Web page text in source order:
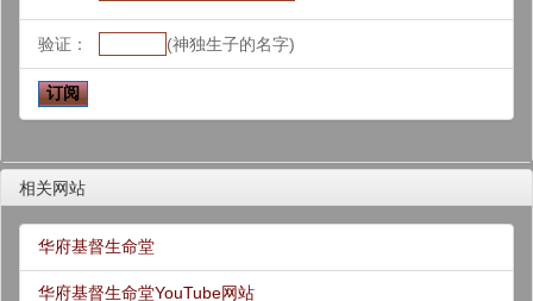
验证： (神独生子的名字)
相关网站
华府基督生命堂
华府基督生命堂YouTube网站